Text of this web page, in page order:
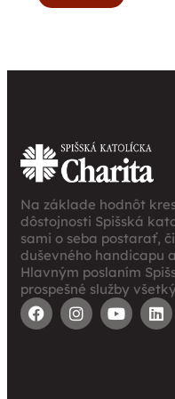
Na základe hodnôt
dôstojnosti Spišská
sami o seba postarať,
duševného handicapu
Hlavným poslaním
prospešné služby